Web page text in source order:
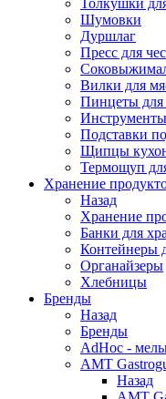
Толкушки
Шумовки
Дуршлаг
Пресс для
Вилки для
Пинцеты для
Подставки
Щипцы
Термощуп
Хранение
Назад
Хранение
Банки для
Контейнеры
Органайзеры
Хлебницы
Бренды
Назад
Бренды
AdHoc -
AMT
Назад